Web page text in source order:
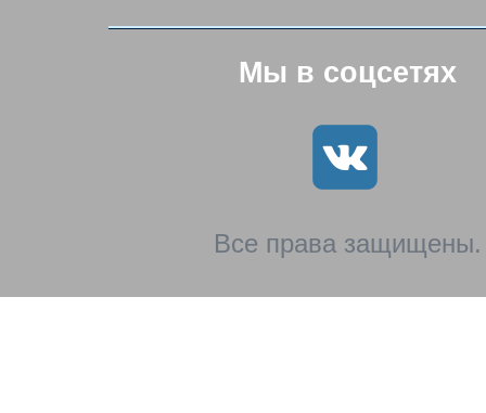
Мы в соцсетях
Все права защищены.